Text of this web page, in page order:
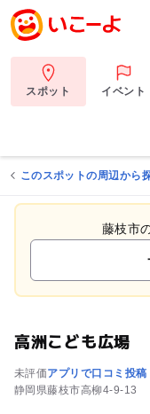
スポット イベント
このスポットの周辺から
藤枝市
高洲こども広場
未評価アプリで口コミ投稿
静岡県藤枝市高柳4-9-13